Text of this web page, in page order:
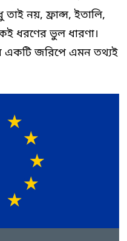
নয়, ফ্রান্স, ইতালি,
ধরণের ভুল ধারণা।
একটি জরিপে এমন তথ্যই